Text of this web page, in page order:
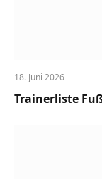
18. Juni 2026
Trainerliste